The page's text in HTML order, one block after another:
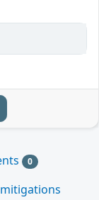
0
mitigations